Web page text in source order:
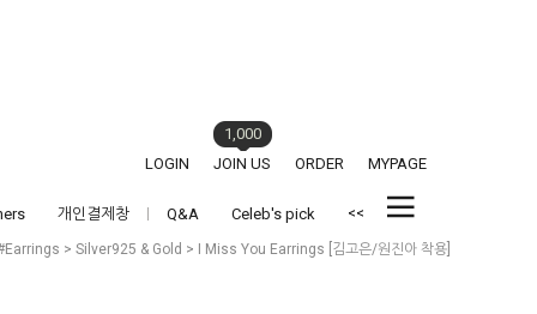
LOGIN JOIN US
1,000
ORDER
MYPAGE
개인결제창 Q&A Celeb's pick <<
> Silver925 & Gold > I Miss You Earrings [김고은/원진아 착용]